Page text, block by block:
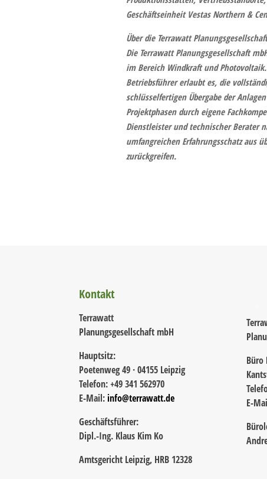
Geschäftseinheit Vestas Northern &
Über die Terrawatt
Die Terrawatt Planungsgesellschaft
im Bereich Windkraft und
Betriebsführer erlaubt es, die
schlüsselfertigen Übergabe der
Projektphasen durch eigene
Dienstleister und technischer Berater
umfangreichen Erfahrungsschatz aus
zurückgreifen.
Kontakt
Terrawatt
Planungsgesellschaft mbH
Hauptsitz:
Poetenweg 49 · 04155 Leipzig
Telefon: +49 341 562970
E-Mail:info@terrawatt.de
Geschäftsführer:
Dipl.-Ing. Klaus Kim Ko
Amtsgericht Leipzig, HRB 12328
Büro
E-